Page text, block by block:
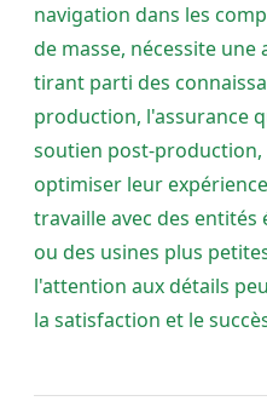
navigation dans les
de masse, nécessite une
tirant parti des
production, l'assurance
soutien post-
optimiser leur
travaille avec des entités
ou des usines plus
l'attention aux détails
la satisfaction et le